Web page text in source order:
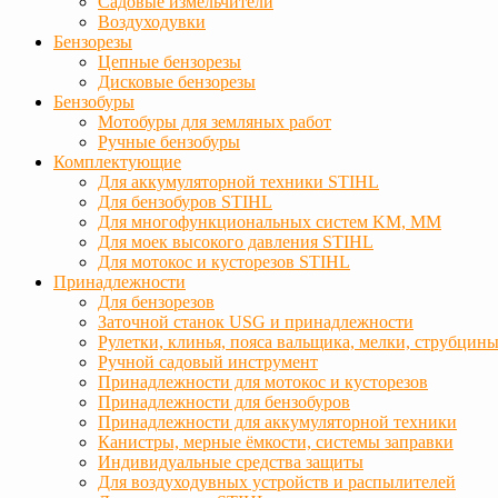
Воздуходувки
Бензорезы
Цепные бензорезы
Дисковые бензорезы
Бензобуры
Мотобуры для земляных работ
Ручные бензобуры
Комплектующие
Для аккумуляторной техники STIHL
Для бензобуров STIHL
Для многофункциональных систем KM, MM
Для моек высокого давления STIHL
Для мотокос и кусторезов STIHL
Принадлежности
Для бензорезов
Заточной станок USG и принадлежности
Рулетки, клинья, пояса вальщика, мелки, струбцины
Ручной садовый инструмент
Принадлежности для мотокос и кусторезов
Принадлежности для бензобуров
Принадлежности для аккумуляторной техники
Канистры, мерные ёмкости, системы заправки
Индивидуальные средства защиты
Для воздуходувных устройств и распылителей